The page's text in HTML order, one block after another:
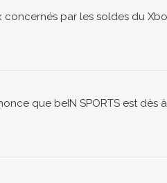
par les soldes du
que beIN SPORTS est dès